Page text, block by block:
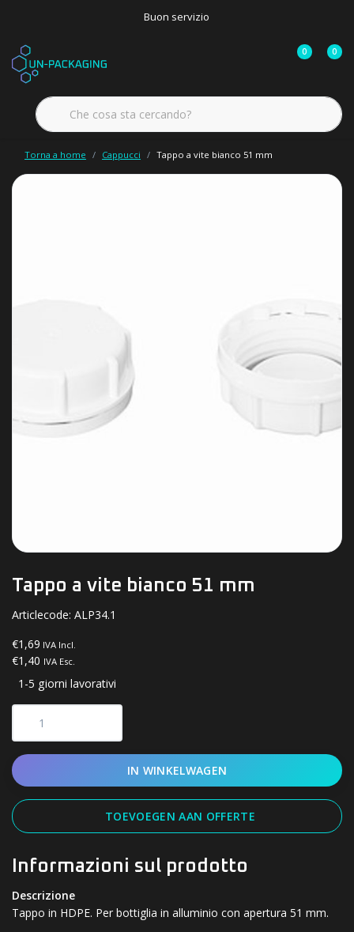
Buon servizio
0 0
Torna a home Cappucci Tappo a vite bianco 51 mm
Tappo a vite bianco 51 mm
Articlecode: ALP34.1
€1,69 IVA Incl.
€1,40 IVA Esc.
1-5 giorni lavorativi
IN WINKELWAGEN
TOEVOEGEN AAN OFFERTE
Informazioni sul prodotto
Descrizione
Tappo in HDPE. Per bottiglia in alluminio con apertura 51 mm.